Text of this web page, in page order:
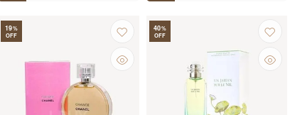
19%
OFF
40%
OFF